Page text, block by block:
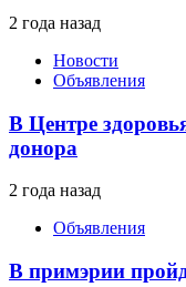
2 года назад
Новости
Объявления
В Центре
донора
2 года назад
Объявления
В примэрии